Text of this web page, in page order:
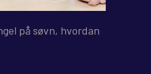
på søvn, hvordan